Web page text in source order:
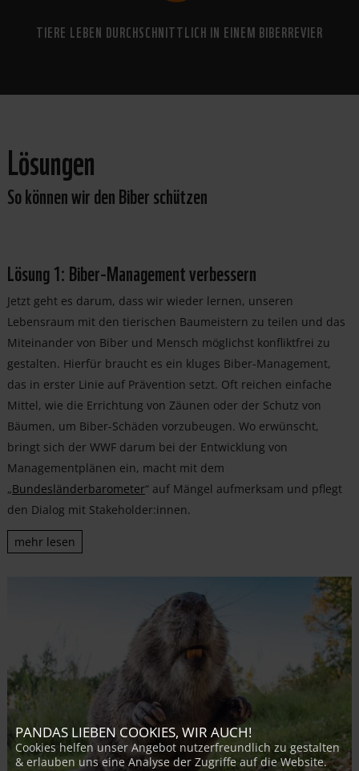
TIERE LEBEN DURCHSCHNITTLICH IN EINEM BIBERREVIER
Lösungen
So können wir den Biber schützen
Lösung 1: Biber-Management verbessern
Jetzt geht es darum, dass wir wieder lernen, unseren
Lebensraum mit den tierischen Baumeistern zu teilen und das
Miteinander von Biber und Mensch möglichst konfliktfrei zu
gestalten. Hierfür braucht es ein kluges Biber-Management,
das in erster Linie auf Prävention setzt. Oft reichen einfache
Mittel, wie die Errichtung von Zäunen oder der Schutz von
Bäumen, um Biber-Schäden vorzubeugen. Wo erwünscht,
bringt sich der WWF darum bei der Entwicklung von
Managementplänen ein, macht mit dem
„Bundesländerbarometer“ auf Mängel aufmerksam und pflegt
den Dialog mit Stakeholder:innen.
mehr lesen
PANDAS LIEBEN COOKIES, WIR AUCH!
Cookies helfen unser Angebot nutzerfreundlich zu gestalten
& erlauben uns eine Analyse der Zugriffe auf die Website.